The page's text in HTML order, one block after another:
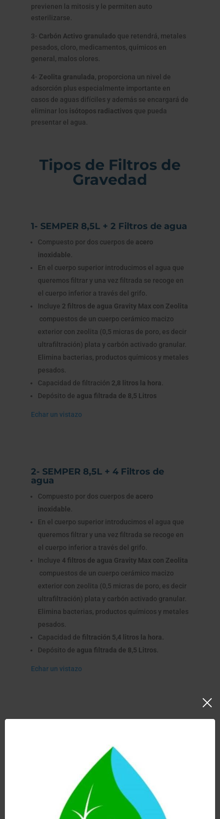
previenen la mitosis y le permiten auto
esterilizarse.
3- Carbón Activo granulado que retendrá, metales
pesados, cloro, medicamentos, químicos en
general, malos olores.
4- Zeolita granulada, proporciona un nivel de
adsorción plus especialmente importante en
casos de aguas difíciles y además se encargará de
eliminar los isótopos radiactivos que pueda
presentar el agua.
Tipos de Filtros de
Gravedad
1- SEMPER 8,5L + 2 Filtros de agua
Compuesto por dos cuerpos de acero
inoxidable
En el cuerpo superior introducimos el agua que
queremos filtrar y una vez filtrada se recoge en
el cuerpo inferior a través del grifo.
Incluye 2 filtros de agua Gravity Max con Zeolita
compuestos de un cuerpo cerámico macizo
exterior con zeolita (0,5 micras de poro, es decir
ultrafiltración) plata y carbón activado granular.
Elimina bacterias, productos químicos y metales
pesados.
Capacidad de filtración 2,8 litros la hora
Depósito de agua filtrada de 8,5 Litros
Echar un vistazo
2- SEMPER 8,5L + 4 Filtros de
agua
Compuesto por dos cuerpos de acero
inoxidable
En el cuerpo superior introducimos el agua que
queremos filtrar y una vez filtrada se recoge en
el cuerpo inferior a través del grifo.
Incluye 4 filtros de agua Gravity Max con Zeolita
compuestos de un cuerpo cerámico macizo
exterior con zeolita (0,5 micras de poro, es decir
ultrafiltración) plata y carbón activado granular.
Elimina bacterias, productos químicos y metales
pesados.
Capacidad de filtración 5,4 litros la hora.
Depósito de agua filtrada de 8,5 Litros
Echar un vistazo
puedes obtener un 10% de descuento en tu
compra tan solo por ser lector de nuestro Blog.
Para ello ponte en contacto con nosotros
mandándonos un email a info@doctoragua.es y te
enviaremos tu descuento de cortesía encantados.